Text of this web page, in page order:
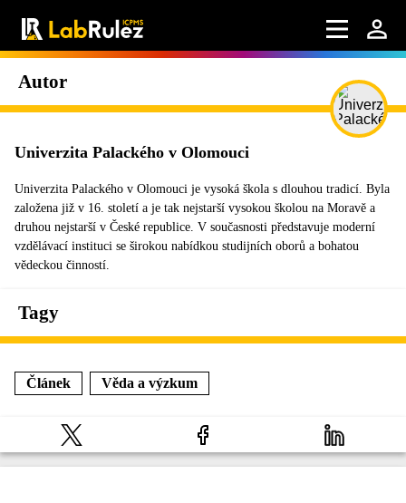
Autor
Univerzita Palackého v Olomouci
Univerzita Palackého v Olomouci je vysoká škola s dlouhou tradicí. Byla
založena již v 16. století a je tak nejstarší vysokou školou na Moravě a
druhou nejstarší v České republice. V současnosti představuje moderní
vzdělávací instituci se širokou nabídkou studijních oborů a bohatou
vědeckou činností.
Tagy
Článek Věda a výzkum